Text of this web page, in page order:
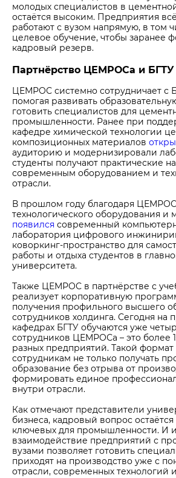
молодых специалистов в
остаётся высоким. Предприятия
работают с вузом напрямую, в том
целевое обучение, чтобы заранее
кадровый резерв.
Партнёрство ЦЕМРОСа и БГТУ
ЦЕМРОС системно сотрудничает с
помогая развивать
готовить специалистов для
промышленности. Ранее при
кафедре химической технологии
композиционных материалов
аудиторию и модернизировали
студенты получают практические
современным оборудованием и
отрасли.
В прошлом году благодаря
технологического оборудования и
появился современный
лаборатория цифрового
коворкинг-пространство для
работы и отдыха студентов в
университета.
Также ЦЕМРОС в партнёрстве с
реализует корпоративную
получения профильного высшего
сотрудников холдинга. Сегодня на
кафедрах БГТУ обучаются уже
сотрудников ЦЕМРОСа – это более
разных предприятий. Такой формат
сотрудникам не только получать
образование без отрыва от
формировать единое
внутри отрасли.
Как отмечают представители
бизнеса, кадровый вопрос
ключевых для промышленности. И
взаимодействие предприятий с
вузами позволяет готовить
приходят на производство уже с
отрасли, современных технологий